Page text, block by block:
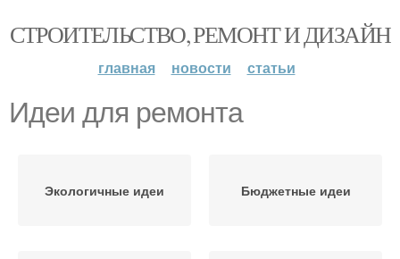
СТРОИТЕЛЬСТВО, РЕМОНТ И ДИЗАЙН
главная новости статьи
Идеи для ремонта
Экологичные идеи Бюджетные идеи